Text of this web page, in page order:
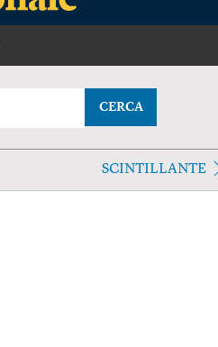
CERCA
SCINTILLANTE